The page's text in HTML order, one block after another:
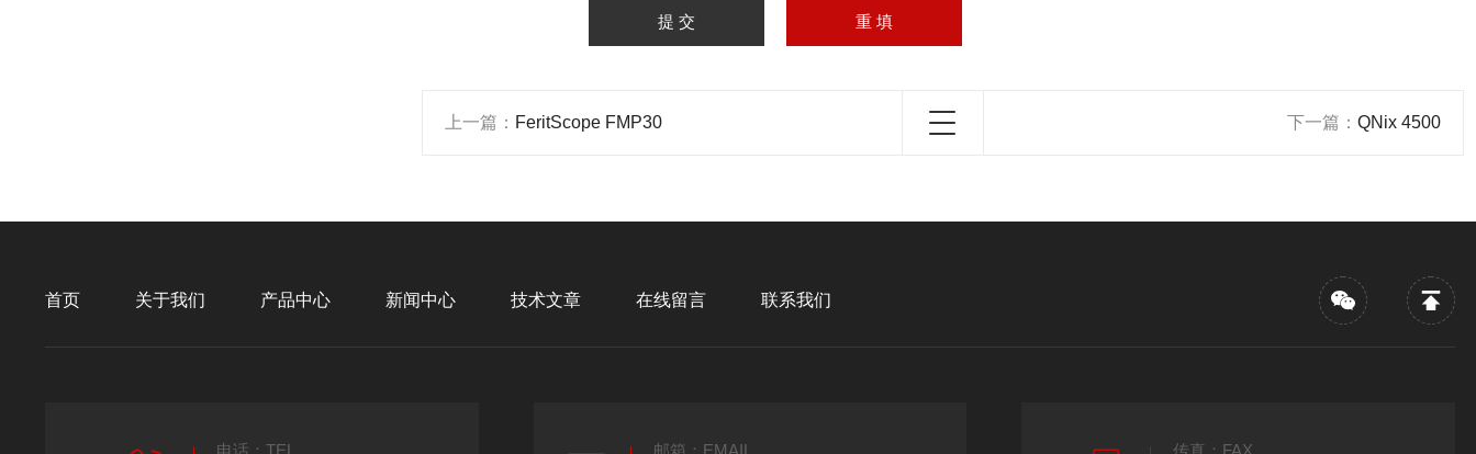
上一篇： FeritScope FMP30 下一篇： QNix 4500
首页 关于我们 产品中心 新闻中心 技术文章 在线留言 联系我们
电话：TEL 邮箱：EMAIL 传真：FAX